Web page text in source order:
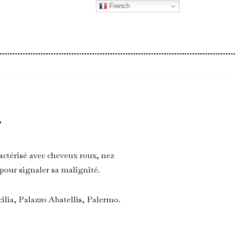
avec cheveux roux, nez
signaler sa malignité.
Palazzo Abatellis, Palermo.
French